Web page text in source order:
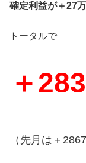
確定利益が＋27
トータルで
＋
（先月は＋